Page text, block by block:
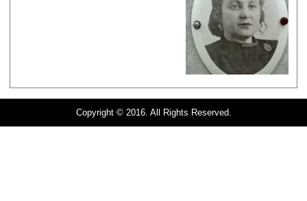
Copyright © 2016. All Rights Reserved.